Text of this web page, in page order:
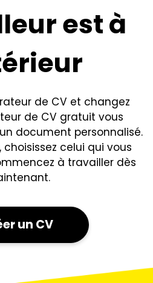
est à
de CV et changez
de CV gratuit vous
document personnalisé.
celui qui vous
à travailler dès
un CV